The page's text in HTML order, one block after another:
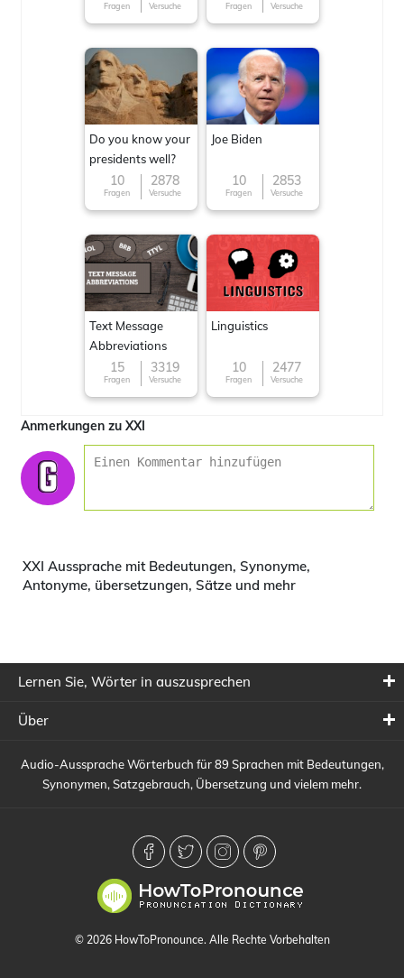
Fragen Versuche Fragen Versuche
Do you know your
presidents well?
10
Fragen
2878
Versuche
Joe Biden
10
Fragen
2853
Versuche
Text Message
Abbreviations
15
Fragen
3319
Versuche
Linguistics
10
Fragen
2477
Versuche
Anmerkungen zu XXI
XXI Aussprache mit Bedeutungen, Synonyme,
Antonyme, übersetzungen, Sätze und mehr
Lernen Sie, Wörter in auszusprechen
Über
Audio-Aussprache Wörterbuch für 89 Sprachen mit Bedeutungen,
Synonymen, Satzgebrauch, Übersetzung und vielem mehr.
© 2026 HowToPronounce. Alle Rechte Vorbehalten